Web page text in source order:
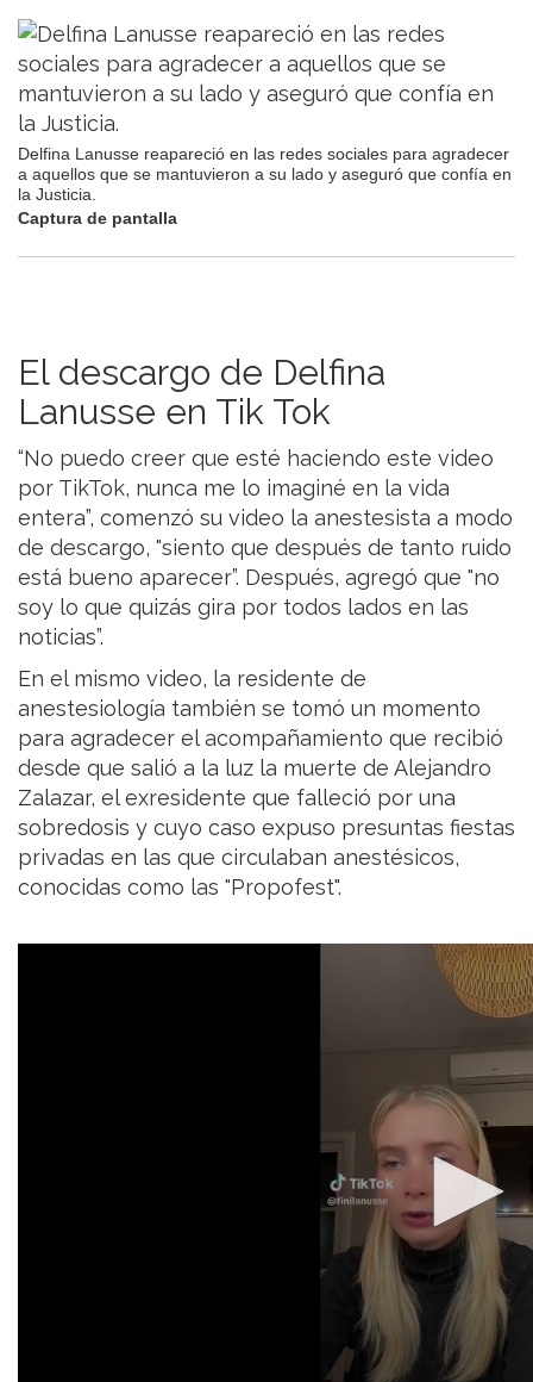
Delfina Lanusse reapareció en las redes sociales para agradecer
a aquellos que se mantuvieron a su lado y aseguró que confía en
la Justicia.
Captura de pantalla
El descargo de Delfina
Lanusse en Tik Tok
“No puedo creer que esté haciendo este video
por TikTok, nunca me lo imaginé en la vida
entera”, comenzó su video la anestesista a modo
de descargo, "siento que después de tanto ruido
está bueno aparecer”. Después, agregó que "no
soy lo que quizás gira por todos lados en las
noticias”.
En el mismo video, la residente de
anestesiología también se tomó un momento
para agradecer el acompañamiento que recibió
desde que salió a la luz la muerte de Alejandro
Zalazar, el exresidente que falleció por una
sobredosis y cuyo caso expuso presuntas fiestas
privadas en las que circulaban anestésicos,
conocidas como las "Propofest".